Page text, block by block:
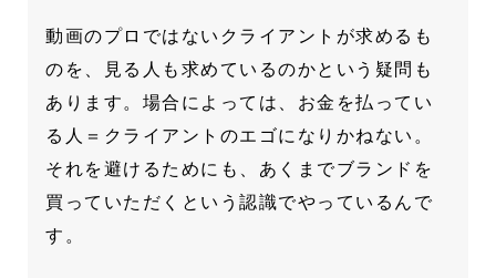
動画のプロではないクライアントが求めるも
のを、見る人も求めているのかという疑問も
あります。場合によっては、お金を払ってい
る人＝クライアントのエゴになりかねない。
それを避けるためにも、あくまでブランドを
買っていただくという認識でやっているんで
す。